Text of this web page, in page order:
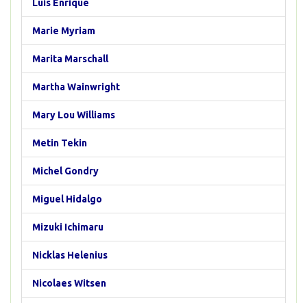
Luis Enrique
Marie Myriam
Marita Marschall
Martha Wainwright
Mary Lou Williams
Metin Tekin
Michel Gondry
Miguel Hidalgo
Mizuki Ichimaru
Nicklas Helenius
Nicolaes Witsen